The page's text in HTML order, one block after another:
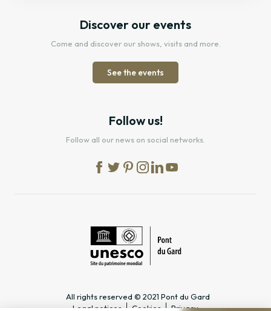
Discover our events
Come and discover our shows, visits and more.
See the events
Follow us!
Follow all our news on social networks.
All rights reserved © 2021 Pont du Gard
Legal notices
Cookies Privacy